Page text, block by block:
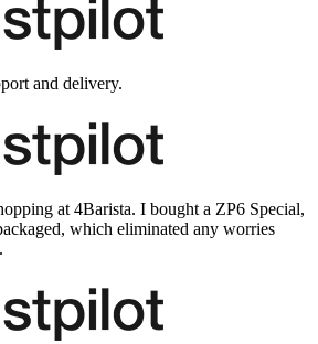
and delivery.
at 4Barista. I bought a ZP6 Special,
which eliminated any worries